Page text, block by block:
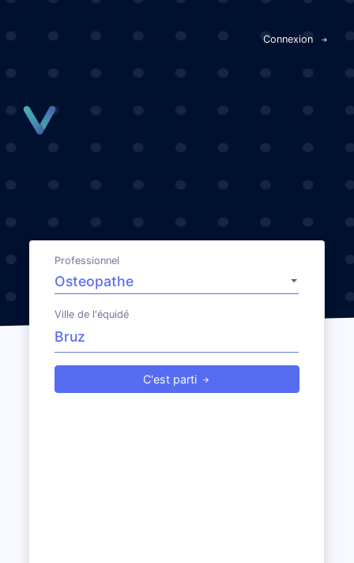
Connexion
Professionnel
Ville de l'équidé
C'est parti